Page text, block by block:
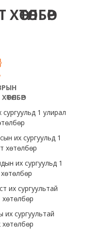
1 улирал
их сургуульд 1
хөтөлбөр
их сургуульд 1
их сургуультай
сургуультай